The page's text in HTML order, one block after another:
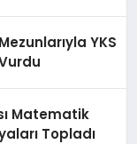
YKS
Matematik
Topladı